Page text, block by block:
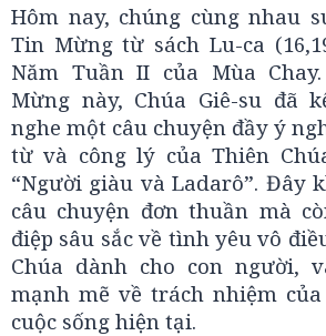
Hôm nay, chúng cùng nhau
Tin Mừng từ sách Lu-ca
Năm Tuần II của Mùa
Mừng này, Chúa Giê-su đã
nghe một câu chuyện đầy ý
từ và công lý của Thiên
“Người giàu và Ladarô”. Đây
câu chuyện đơn thuần mà
điệp sâu sắc về tình yêu vô
Chúa dành cho con người,
mạnh mẽ về trách nhiệm
cuộc sống hiện tại.